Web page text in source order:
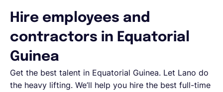
Hire employees and
contractors in Equatorial
Guinea
Get the best talent in Equatorial Guinea. Let Lano do
the heavy lifting. We’ll help you hire the best full-time